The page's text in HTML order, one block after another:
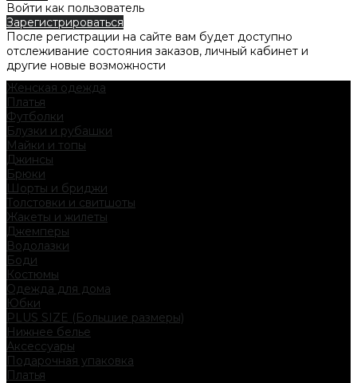
Войти как пользователь
Зарегистрироваться
После регистрации на сайте вам будет доступно
отслеживание состояния заказов, личный кабинет и
другие новые возможности
Женская одежда
Платья
Футболки
Блузки и рубашки
Майки и топы
Джинсы
Брюки
Шорты и бриджи
Толстовки и свитшоты
Жакеты и жилеты
Джемперы
Водолазки
Боди
Костюмы
Одежда для дома
Юбки
PLUS SIZE (Большие размеры)
Нижнее белье
Аксессуары
Подарочная упаковка
Платья